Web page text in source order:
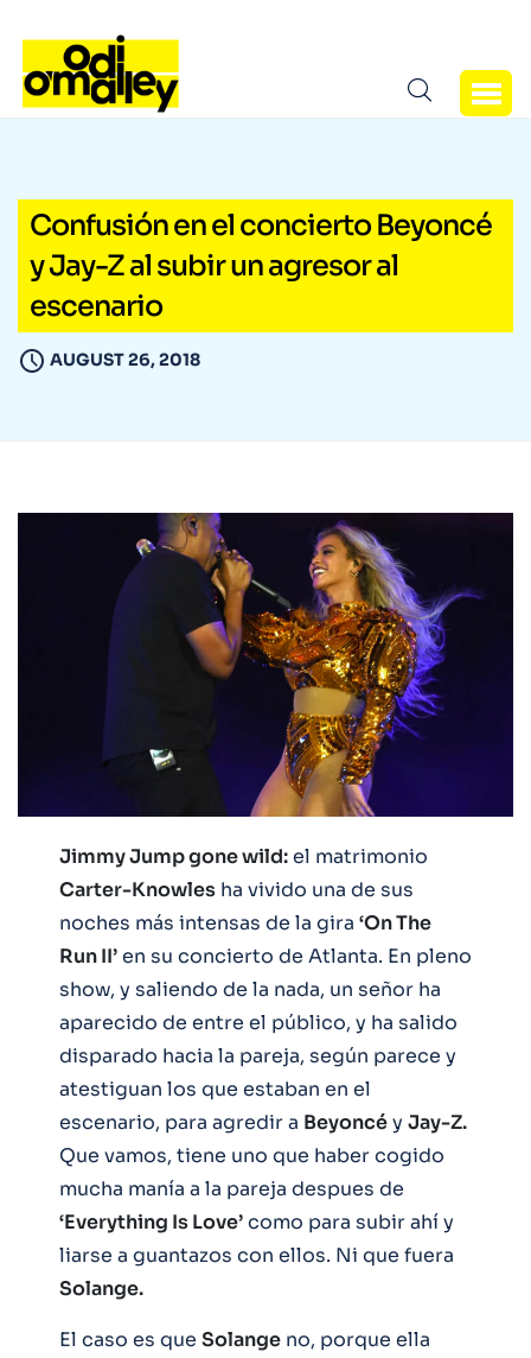
Confusión en el concierto Beyoncé
y Jay-Z al subir un agresor al
escenario
AUGUST 26, 2018
Jimmy Jump gone wild:el matrimonio
Carter-Knowles ha vivido una de sus
noches más intensas de la gira ‘On The
Run II’en su concierto de Atlanta. En pleno
show, y saliendo de la nada, un señor ha
aparecido de entre el público, y ha salido
disparado hacia la pareja, según parece y
atestiguan los que estaban en el
escenario, para agredir a Beyoncéy Jay-Z.
Que vamos, tiene uno que haber cogido
mucha manía a la pareja despues de
‘Everything Is Love’como para subir ahí y
liarse a guantazos con ellos. Ni que fuera
Solange.
El caso es que Solange no, porque ella